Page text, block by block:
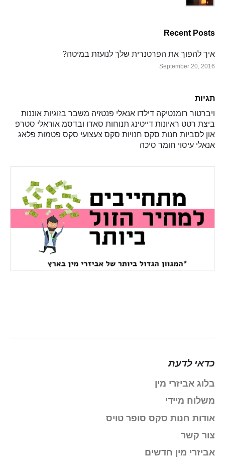
Recent Posts
איך להפוך את הפרטנרית שלך לנועזת במיטה?
September 20, 2016
תגיות
ויברטור רומנטיקה דילדו אנאלי פנטזיה משבר בזוגיות אוננות
ביצת רטט ראיונות דייטינג תנוחות סאדו ובדסמ אוראלי סטרפ
און לסביות חנות סקס חנויות סקס צעצועי סקס פטמות פלאג
אנאלי עיסוי חומר סיכה
כדאי לדעת
בלוג אביזרי מין
משלוח מיידי
אודות חנות סקס סופר טויס
צור קשר
אביזרי מין חדשים